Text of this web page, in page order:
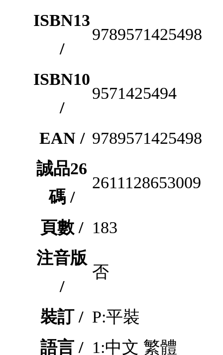
ISBN13
/
9789571425498
ISBN10
/
9571425494
EAN / 9789571425498
誠品26
碼 /
2611128653009
頁數 / 183
注音版
/
否
裝訂 / P:平裝
語言 / 1:中文 繁體